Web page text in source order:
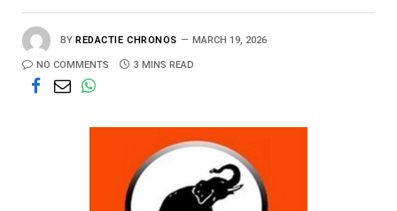
BY REDACTIE CHRONOS MARCH 19, 2026
NO COMMENTS 3 MINS READ